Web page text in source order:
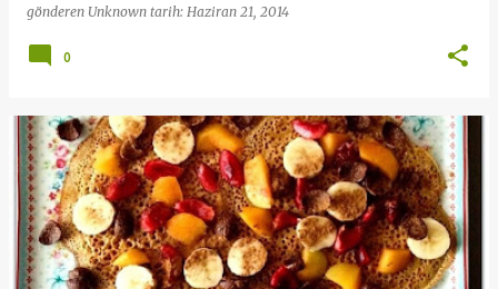
gönderen Unknown tarih: Haziran 21, 2014
0